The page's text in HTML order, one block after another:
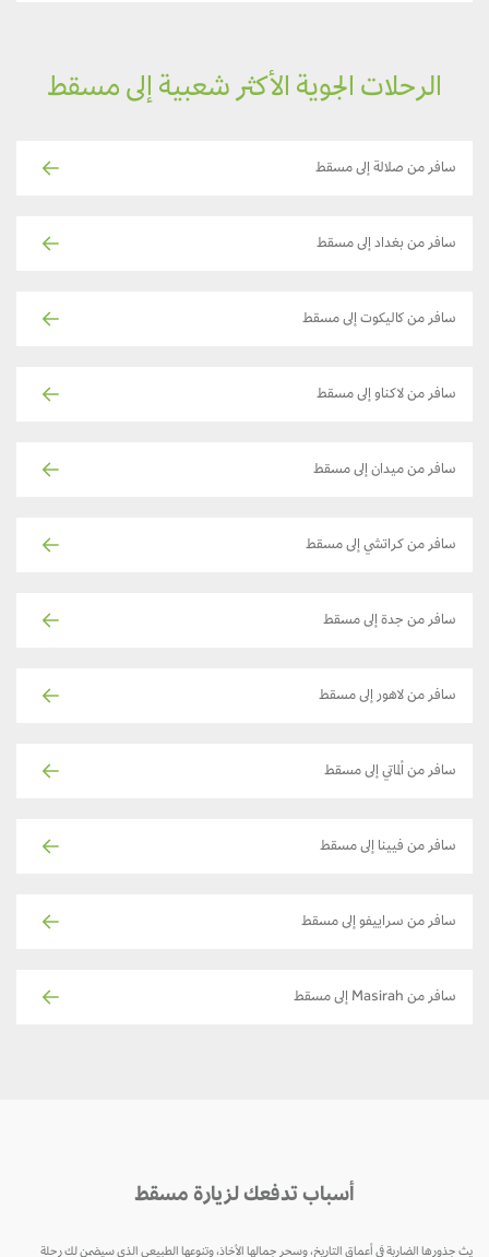
الرحلات الجوية الأكثر شعبية إلى مسقط
سافر من صلالة إلى مسقط
سافر من بغداد إلى مسقط
سافر من كاليكوت إلى مسقط
سافر من لاكناو إلى مسقط
سافر من ميدان إلى مسقط
سافر من كراتشي إلى مسقط
سافر من جدة إلى مسقط
سافر من لاهور إلى مسقط
سافر من ألماتي إلى مسقط
سافر من فيينا إلى مسقط
سافر من سراييفو إلى مسقط
سافر من Masirah إلى مسقط
أسباب تدفعك لزيارة مسقط
يث جذورها الضاربة في أعماق التاريخ، وسحر جمالها الأخاذ، وتنوعها الطبيعي الذي سيضمن لك رحلة